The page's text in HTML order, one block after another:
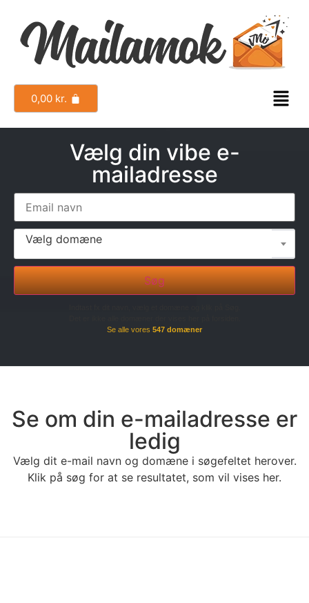
0,00 kr.
Vælg din vibe e-
mailadresse
Vælg domæne
Søg
Se alle vores 547 domæner
Se om din e-mailadresse er
ledig
Vælg dit e-mail navn og domæne i søgefeltet herover.
Klik på søg for at se resultatet, som vil vises her.